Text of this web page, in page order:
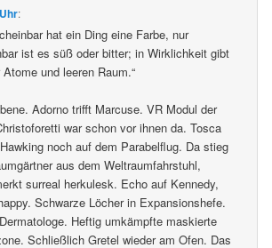
:
hat ein Ding eine Farbe, nur
ist es süß oder bitter; in Wirklichkeit gibt
und leeren Raum.“
Adorno trifft Marcuse. VR Modul der
war schon vor ihnen da. Tosca
noch auf dem Parabelflug. Da stieg
aus dem Weltraumfahrstuhl,
surreal herkulesk. Echo auf Kennedy,
Schwarze Löcher in Expansionshefe.
Heftig umkämpfte maskierte
Schließlich Gretel wieder am Ofen. Das